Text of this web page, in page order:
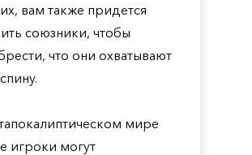
вам также придется
союзники, чтобы
что они охватывают
мире
игроки могут